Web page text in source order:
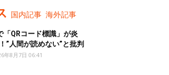
国内記事 海外記事
「QRコード標識」が炎
”人間が読めない”と批判
年8月7日 06:41